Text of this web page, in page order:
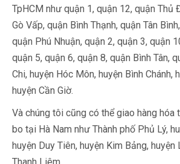
TpHCM như quận 1, quận 12, quận Thủ
Gò Vấp, quận Bình Thạnh, quận Tân
quận Phú Nhuận, quận 2, quận 3, quận
quận 5, quận 6, quận 8, quận Bình Tân,
Chi, huyện Hóc Môn, huyện Bình Chánh,
huyện Cần Giờ.
Và chúng tôi cũng có thể giao hàng hóa
bo tại Hà Nam như Thành phố Phủ Lý,
huyện Duy Tiên, huyện Kim Bảng, huyện